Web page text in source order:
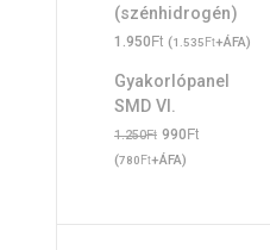
(szénhidrogén)
1.950Ft (1.535Ft+ÁFA)
Gyakorlópanel
SMD VI.
1.250Ft Original
price
990FtCurrent
(780Ft+ÁFA)